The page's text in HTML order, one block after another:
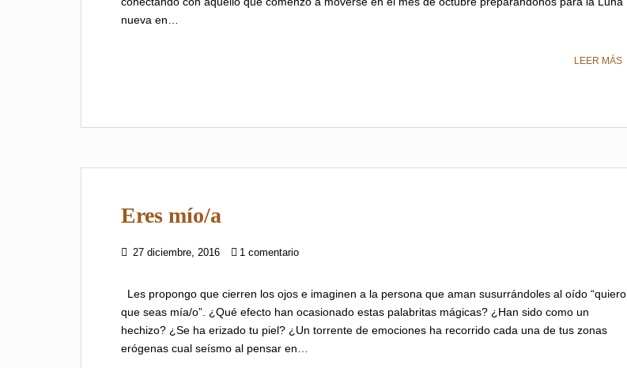
nueva en…
LEER MÁS
Eres mío/a
27 diciembre, 2016 1 comentario
Les propongo que cierren los ojos e imaginen a la persona que aman susurrándoles al oído “quiero
que seas mía/o”. ¿Qué efecto han ocasionado estas palabritas mágicas? ¿Han sido como un
hechizo? ¿Se ha erizado tu piel? ¿Un torrente de emociones ha recorrido cada una de tus zonas
erógenas cual seísmo al pensar en…